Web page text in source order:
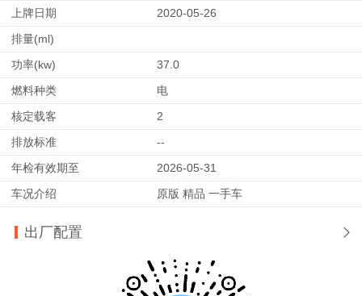
上牌日期
2020-05-26
排量(ml)
功率(kw)
37.0
燃料种类
电
核定载客
2
排放标准
--
年检有效期至
2026-05-31
车况介绍
原版 精品 一手车
出厂配置 